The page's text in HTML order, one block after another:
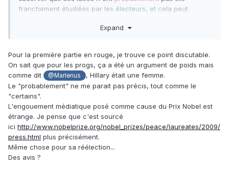
franchement étudiées par les électeurs, et cela peut
s'attendaient à un autre type de politique appliquée. Cet
sa politique militaire ne change pas radicalement de celle
de George Bush,et qu'il a été réélu en 2012 pour un
deuxième mandat.
Expand
Pour la première partie en rouge, je trouve ce point discutable.
On sait que pour les progs, ça a été un argument de poids mais
comme dit
@Marlenus
, Hillary était une femme.
Le "probablement" ne me parait pas précis, tout comme le
"certains".
L'engouement médiatique posé comme cause du Prix Nobel est
étrange. Je pense que c'est sourcé
ici http://www.nobelprize.org/nobel_prizes/peace/laureates/2009/
press.html plus précisément.
Même chose pour sa réélection...
Des avis ?